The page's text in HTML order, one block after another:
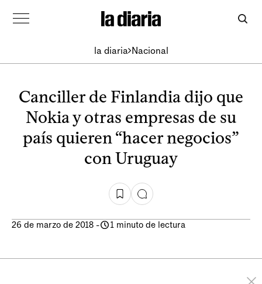
la diaria Nacional
Canciller de Finlandia dijo que
Nokia y otras empresas de su
país quieren “hacer negocios”
con Uruguay
26 de marzo de 2018 - 1 minuto de lectura